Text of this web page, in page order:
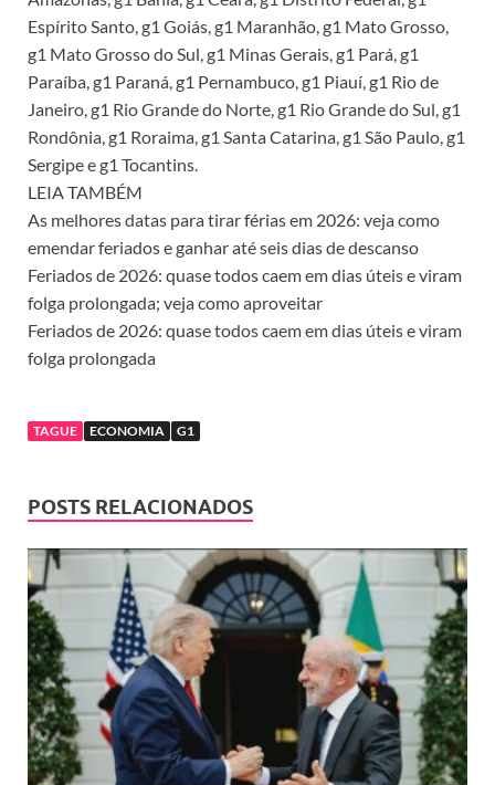
Espírito Santo, g1 Goiás, g1 Maranhão, g1 Mato Grosso,
g1 Mato Grosso do Sul, g1 Minas Gerais, g1 Pará, g1
Paraíba, g1 Paraná, g1 Pernambuco, g1 Piauí, g1 Rio de
Janeiro, g1 Rio Grande do Norte, g1 Rio Grande do Sul, g1
Rondônia, g1 Roraima, g1 Santa Catarina, g1 São Paulo, g1
Sergipe e g1 Tocantins.
LEIA TAMBÉM
As melhores datas para tirar férias em 2026: veja como
emendar feriados e ganhar até seis dias de descanso
Feriados de 2026: quase todos caem em dias úteis e viram
folga prolongada; veja como aproveitar
Feriados de 2026: quase todos caem em dias úteis e viram
folga prolongada
TAGUE ECONOMIA G1
POSTS RELACIONADOS